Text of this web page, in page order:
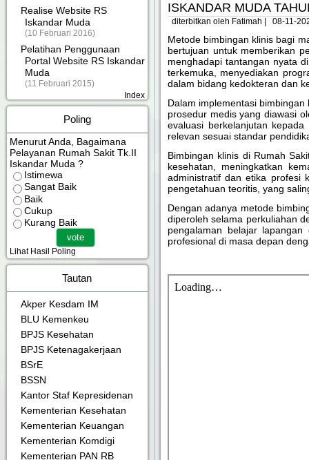
Realise Website RS
Iskandar Muda
(10 Februari 2016)
Pelatihan Penggunaan
Portal Website RS Iskandar
Muda
(11 Februari 2015)
Index
Poling
Menurut Anda, Bagaimana
Pelayanan Rumah Sakit Tk.II
Iskandar Muda ?
Istimewa
Sangat Baik
Baik
Cukup
Kurang Baik
Lihat Hasil Poling
Tautan
Akper Kesdam IM
BLU Kemenkeu
BPJS Kesehatan
BPJS Ketenagakerjaan
BSrE
BSSN
Kantor Staf Kepresidenan
Kementerian Kesehatan
Kementerian Keuangan
Kementerian Komdigi
Kementerian PAN RB
ISKANDAR MUDA
diterbitkan oleh Fatimah | 08-11-
Metode bimbingan klinis bagi
bertujuan untuk memberikan
menghadapi tantangan nyata
terkemuka, menyediakan
dalam bidang kedokteran dan
Dalam implementasi
prosedur medis yang diawasi
evaluasi berkelanjutan
relevan sesuai standar
Bimbingan klinis di Rumah
kesehatan, meningkatkan
administratif dan etika profesi
pengetahuan teoritis, yang
Dengan adanya metode
diperoleh selama perkuliahan
pengalaman belajar
profesional di masa depan